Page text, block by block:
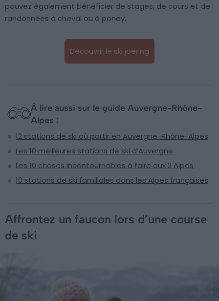
pouvez également bénéficier de stages, de cours et de
randonnées à cheval ou à poney.
Découvrir le ski joëring
À lire aussi sur le guide Auvergne-Rhône-
Alpes :
12 stations de ski où partir en Auvergne-Rhône-Alpes
Les 10 meilleures stations de ski d’Auvergne
Les 10 choses incontournables à faire aux 2 Alpes
10 stations de ski familiales dans les Alpes françaises
Affrontez un faucon lors d’une course
de ski